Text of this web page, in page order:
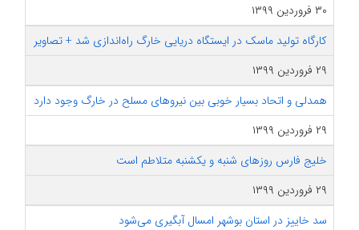
۳۰ فروردین ۱۳۹۹
کارگاه تولید ماسک در ایستگاه دریایی خارگ راه‌اندازی شد + تصاویر
۲۹ فروردین ۱۳۹۹
همدلی و اتحاد بسیار خوبی بین نیروهای مسلح در خارگ وجود دارد
۲۹ فروردین ۱۳۹۹
خلیج فارس روزهای شنبه و یکشنبه متلاطم است
۲۹ فروردین ۱۳۹۹
سد خاییز در استان بوشهر امسال آبگیری می‌شود